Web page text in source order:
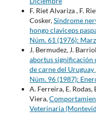
F. Riet Alvariza , F.
Cosker,Síndrome
hongo claviceps
Núm. 61 (1976):
J. Bermudez, J.
abortus significación
de carne del Uruguay
Núm. 96 (1987):
A. Ferreira, E. Rodas,
Viera,
Veterinaria